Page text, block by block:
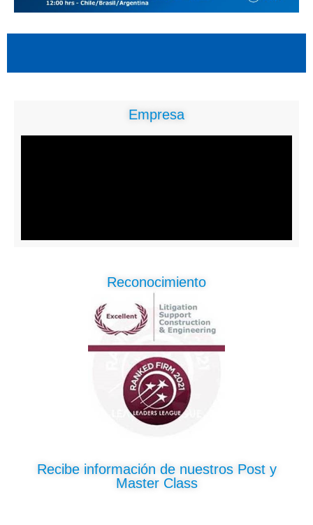
Empresa
Reconocimiento
Recibe información de nuestros Post y
Master Class